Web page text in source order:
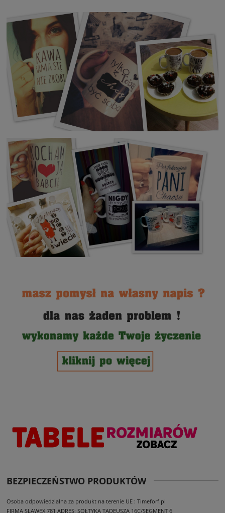
BEZPIECZEŃSTWO PRODUKTÓW
Osoba odpowiedzialna za produkt na terenie UE : Timeforf.pl
FIRMA SLAWEX 781 ADRES: SOŁTYKA TADEUSZA 16C/SEGMENT 6